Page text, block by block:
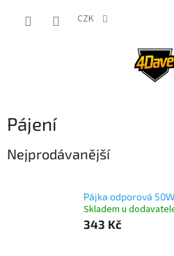
CZK
Pájení
Nejprodávanější
Pájka odporová
Skladem u
343 Kč